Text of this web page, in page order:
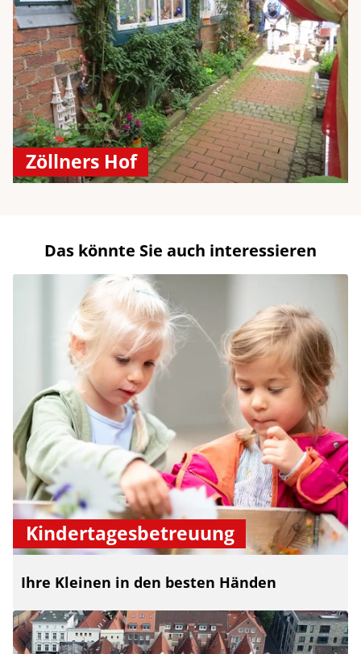
Zöllners Hof
Das könnte Sie auch interessieren
Kindertagesbetreuung
Ihre Kleinen in den besten Händen